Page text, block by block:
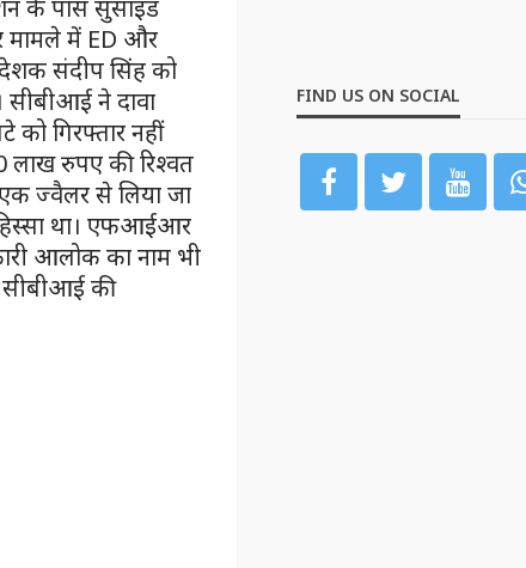
के पास सुसाइड
मामले में ED और
संदीप सिंह को
सीबीआई ने दावा
गिरफ्तार नहीं
रुपए की रिश्वत
ज्वैलर से लिया जा
था। एफआईआर
आलोक का नाम भी
सीबीआई की
FIND US ON SOCIAL